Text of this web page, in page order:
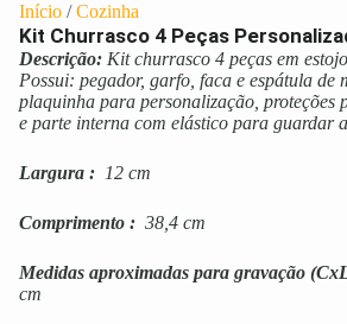
Início /Cozinha
Kit Churrasco 4 Peças
Descrição: Kit churrasco 4 peças em
Possui: pegador, garfo, faca e espátula de
plaquinha para personalização, proteções
e parte interna com elástico para guardar
Largura : 12 cm
Comprimento : 38,4 cm
Medidas aproximadas para gravação
cm